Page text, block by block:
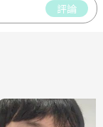
評論